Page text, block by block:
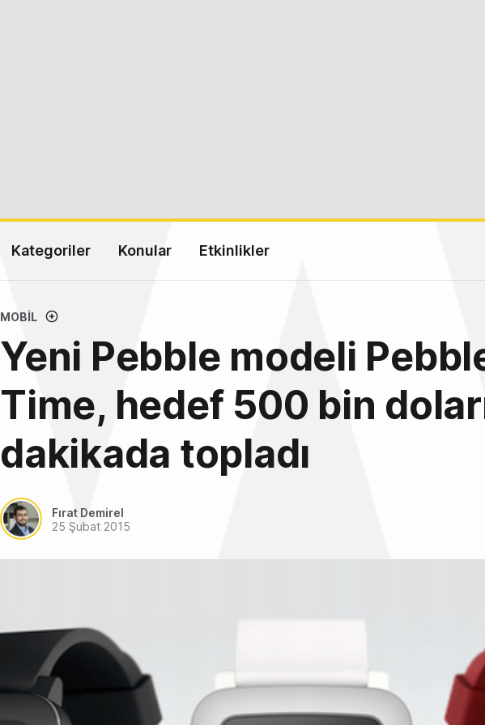
Kategoriler Konular Etkinlikler
MOBIL
Yeni Pebble modeli
Time, hedef 500 bin
dakikada topladı
Fırat Demirel
25 Şubat 2015